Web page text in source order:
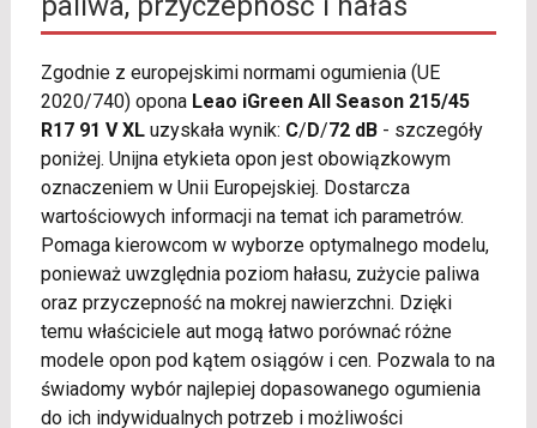
Zgodnie z europejskimi normami ogumienia (UE
2020/740) opona Leao iGreen All Season 215/45
R17 91 V XLuzyskała wynik: C/D/72 dB- szczegóły
poniżej. Unijna etykieta opon jest obowiązkowym
oznaczeniem w Unii Europejskiej. Dostarcza
wartościowych informacji na temat ich parametrów.
Pomaga kierowcom w wyborze optymalnego modelu,
ponieważ uwzględnia poziom hałasu, zużycie paliwa
oraz przyczepność na mokrej nawierzchni. Dzięki
temu właściciele aut mogą łatwo porównać różne
modele opon pod kątem osiągów i cen. Pozwala to na
świadomy wybór najlepiej dopasowanego ogumienia
do ich indywidualnych potrzeb i możliwości